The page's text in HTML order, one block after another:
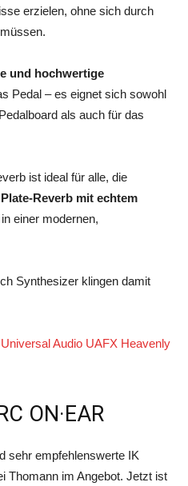
erzielen, ohne sich durch
und hochwertige
Pedal – es eignet sich sowohl
als auch für das
ist ideal für alle, die
Reverb mit echtem
einer modernen,
Synthesizer klingen damit
Universal Audio UAFX Heavenly
ON·EAR
sehr empfehlenswerte IK
Thomann im Angebot. Jetzt ist